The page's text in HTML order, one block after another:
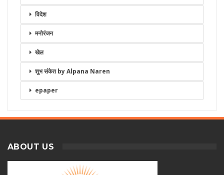
विदेश
मनोरंजन
खेल
शुभ संकेत by Alpana Naren
epaper
ABOUT US